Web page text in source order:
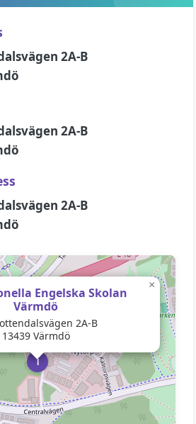
2A-B
2A-B
2A-B
I
Engelska Skolan
Värmdö
2A-B
13439 Värmdö
×